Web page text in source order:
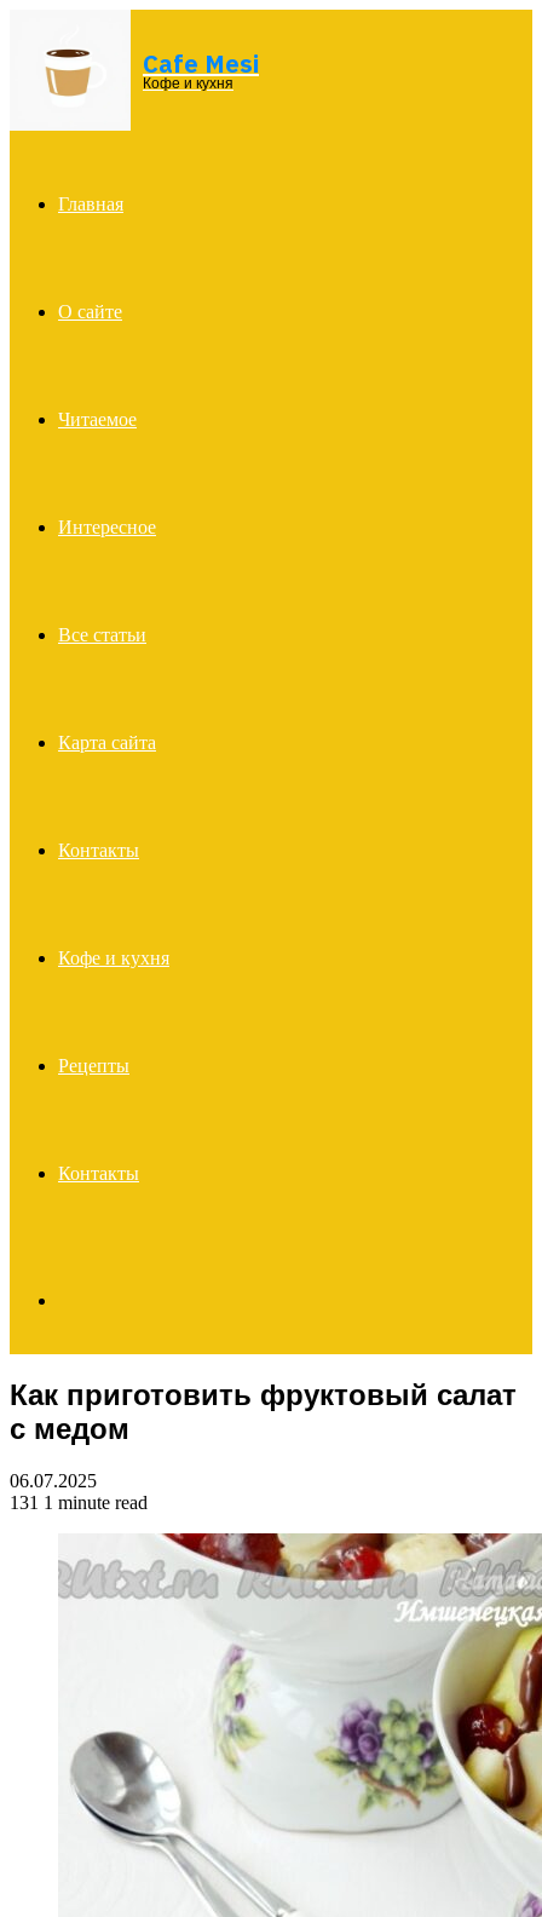
Menu Cafe Mesi
Кофе и кухня
Главная
О сайте
Читаемое
Интересное
Все статьи
Карта сайта
Контакты
Кофе и кухня
Рецепты
Контакты
for
Как приготовить фруктовый салат
с медом
06.07.2025
131 1 minute read